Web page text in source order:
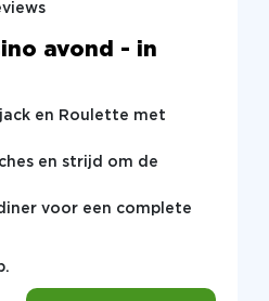
avond - in
en Roulette met
en strijd om de
voor een complete